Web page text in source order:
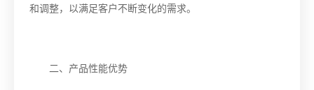
和调整，以满足客户不断变化的需求。
二、产品性能优势